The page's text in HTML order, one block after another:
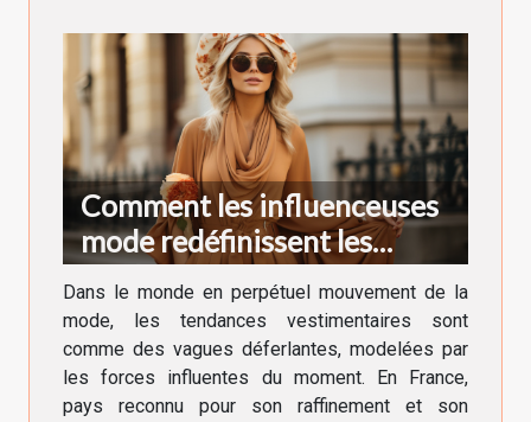
Comment les influenceuses
mode redéfinissent les
tendances vestimentaires en
France
Dans le monde en perpétuel mouvement de la
mode, les tendances vestimentaires sont
comme des vagues déferlantes, modelées par
les forces influentes du moment. En France,
pays reconnu pour son raffinement et son